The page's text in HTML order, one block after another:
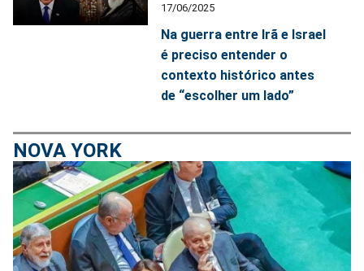
17/06/2025
Na guerra entre Irã e Israel
é preciso entender o
contexto histórico antes
de “escolher um lado”
NOVA YORK